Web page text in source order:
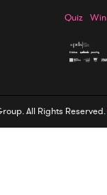
Quiz Win
All Rights Reserved.